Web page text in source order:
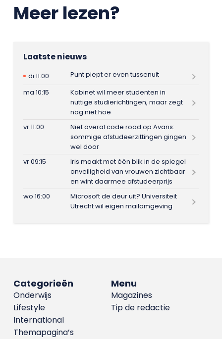
Meer lezen?
Laatste nieuws
di 11:00
Punt piept er even tussenuit
ma 10:15
Kabinet wil meer studenten in
nuttige studierichtingen, maar zegt
nog niet hoe
vr 11:00
Niet overal code rood op Avans:
sommige afstudeerzittingen gingen
wel door
vr 09:15
Iris maakt met één blik in de spiegel
onveiligheid van vrouwen zichtbaar
en wint daarmee afstudeerprijs
wo 16:00
Microsoft de deur uit? Universiteit
Utrecht wil eigen mailomgeving
Menu
Magazines
Tip de redactie
Categorieën
Onderwijs
Lifestyle
International
Themapagina’s